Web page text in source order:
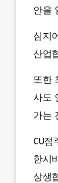
안을
심지
산업
또한
사도
가는
CU
한시
상생